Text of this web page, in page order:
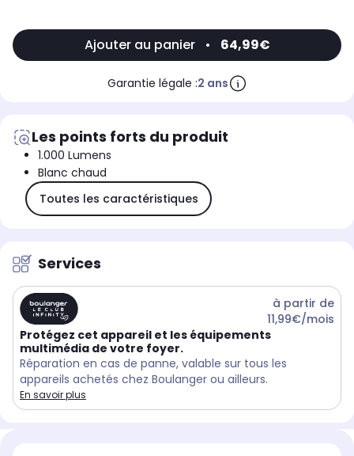
Ajouter au panier • 64,99€
Garantie légale :2 ans
Les points forts du produit
1.000 Lumens
Blanc chaud
Toutes les caractéristiques
Services
à partir de
11,99€/mois
Protégez cet appareil et les équipements
multimédia de votre foyer.
Réparation en cas de panne, valable sur tous les
appareils achetés chez Boulanger ou ailleurs.
En savoir plus